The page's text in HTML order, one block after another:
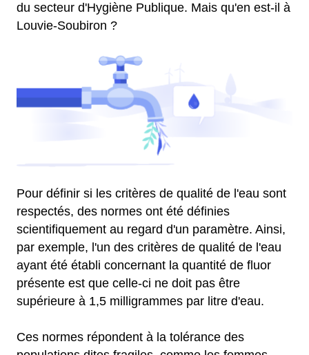
du secteur d'Hygiène Publique. Mais qu'en est-il à
Louvie-Soubiron ?
Pour définir si les critères de qualité de l'eau sont
respectés, des normes ont été définies
scientifiquement au regard d'un paramètre. Ainsi,
par exemple, l'un des critères de qualité de l'eau
ayant été établi concernant la quantité de fluor
présente est que celle-ci ne doit pas être
supérieure à 1,5 milligrammes par litre d'eau.
Ces normes répondent à la tolérance des